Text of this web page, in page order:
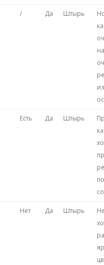
/ Да Штырь
Есть Да Штырь
Нет Да Штырь